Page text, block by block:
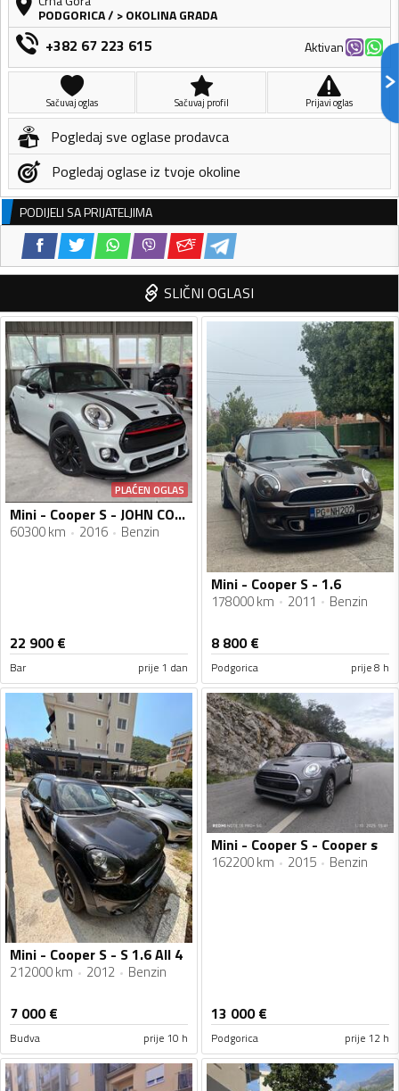
PODGORICA/ > OKOLINA GRADA
+382 67 223 615 Aktivan
Sačuvaj oglas Sačuvaj profil Prijavi oglas
Pogledaj sve oglase prodavca
Pogledaj oglase iz tvoje okoline
PODIJELI SA PRIJATELJIMA
SLIČNI OGLASI
PLAĆEN OGLAS
Mini - Cooper S - JOHN COOPER WORKS
60300 km 2016 Benzin
22 900€
Bar prije 1 dan
Mini - Cooper S - 1.6
178000 km 2011 Benzin
8 800€
Podgorica prije 8 h
Mini - Cooper S - S 1.6 All 4
212000 km 2012 Benzin
7 000€
Budva prije 10 h
Mini - Cooper S - Cooper s
162200 km 2015 Benzin
13 000€
Podgorica prije 12 h